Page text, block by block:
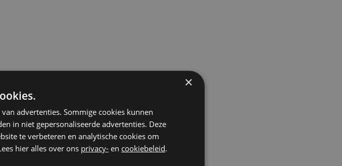
×
advertenties. Sommige cookies kunnen
in niet gepersonaliseerde advertenties. Deze
te verbeteren en analytische cookies om
hier alles over ons privacy- en cookiebeleid.